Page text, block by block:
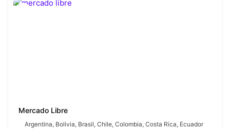
Mercado Libre
Argentina, Bolivia, Brasil, Chile, Colombia, Costa Rica, Ecuador